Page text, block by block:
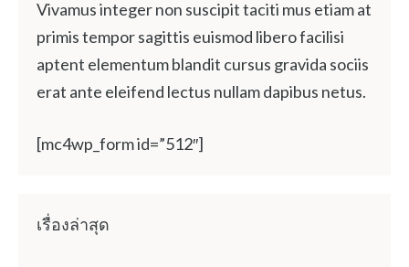
Vivamus integer non suscipit taciti mus etiam at
primis tempor sagittis euismod libero facilisi
aptent elementum blandit cursus gravida sociis
erat ante eleifend lectus nullam dapibus netus.
[mc4wp_form id=”512″]
เรื่องล่าสุด